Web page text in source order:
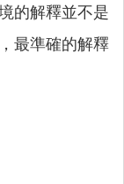
的解釋並不是
最準確的解釋